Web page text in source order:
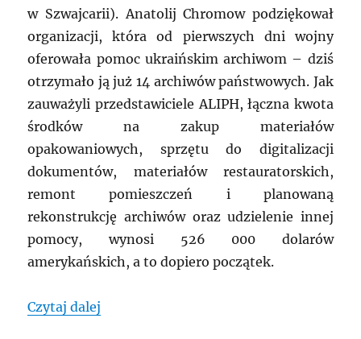
w Szwajcarii). Anatolij Chromow podziękował
organizacji, która od pierwszych dni wojny
oferowała pomoc ukraińskim archiwom – dziś
otrzymało ją już 14 archiwów państwowych. Jak
zauważyli przedstawiciele ALIPH, łączna kwota
środków na zakup materiałów
opakowaniowych, sprzętu do digitalizacji
dokumentów, materiałów restauratorskich,
remont pomieszczeń i planowaną
rekonstrukcję archiwów oraz udzielenie innej
pomocy, wynosi 526 000 dolarów
amerykańskich, a to dopiero początek.
Czytaj dalej